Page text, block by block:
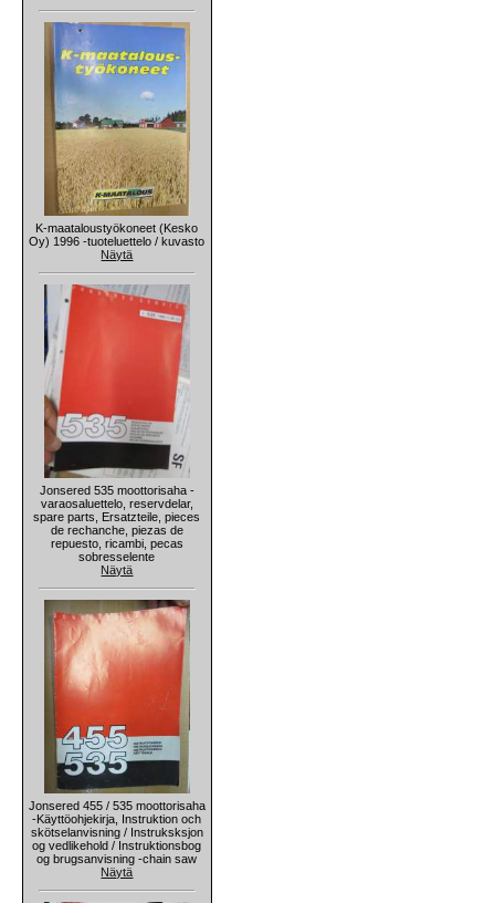
K-maataloustyökoneet (Kesko
Oy) 1996 -tuoteluettelo / kuvasto
Näytä
Jonsered 535 moottorisaha -
varaosaluettelo, reservdelar,
spare parts, Ersatzteile, pieces
de rechanche, piezas de
repuesto, ricambi, pecas
sobresselente
Näytä
Jonsered 455 / 535 moottorisaha
-Käyttöohjekirja, Instruktion och
skötselanvisning / Instruksksjon
og vedlikehold / Instruktionsbog
og brugsanvisning -chain saw
Näytä